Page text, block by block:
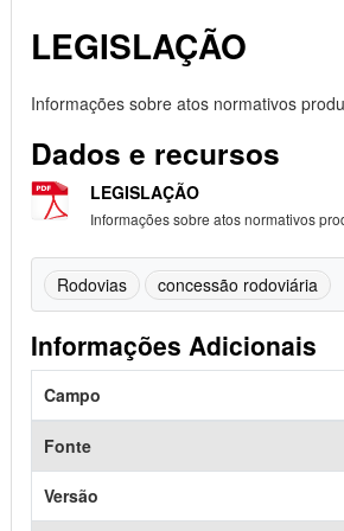
LEGISLAÇÃO
Informações sobre atos normativos
Dados e recursos
LEGISLAÇÃO
Informações sobre atos normativos
Rodovias concessão rodoviária
Informações Adicionais
Campo
Fonte
Versão